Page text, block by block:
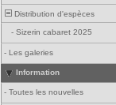
Distribution d'espèces
- Sizerin cabaret 2025
- Les galeries
Information
- Toutes les nouvelles